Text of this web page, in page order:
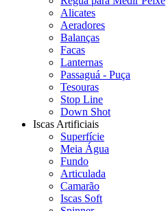
Alicates
Aeradores
Balanças
Facas
Lanternas
Passaguá - Puça
Tesouras
Stop Line
Down Shot
Iscas Artificiais
Superfície
Meia Água
Fundo
Articulada
Camarão
Iscas Soft